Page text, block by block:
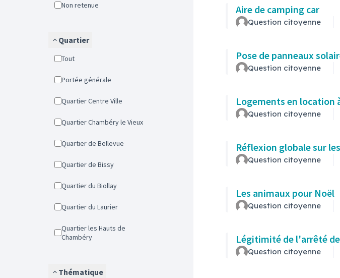
Non retenue
Quartier
Tout
Portée générale
Quartier Centre Ville
Quartier Chambéry le Vieux
Quartier de Bellevue
Quartier de Bissy
Quartier du Biollay
Quartier du Laurier
Quartier les Hauts de
Chambéry
Thématique
Aire de camping car
Question citoyenne
Pose de panneaux
Question citoyenne
Logements en location
Question citoyenne
Réflexion globale sur
Question citoyenne
Les animaux pour Noël
Question citoyenne
Légitimité de l'arrêté
Question citoyenne